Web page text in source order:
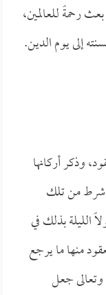
رحمةً للعالمين،
إلى يوم الدين.
وذكر أركانها
شرط من تلك
بذلك في
منها ما يرجع
جعل